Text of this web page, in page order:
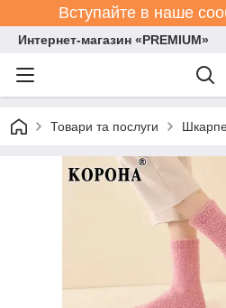
Вступайте в наше
Интернет-магазин «PREMIUM»
Товари та послуги